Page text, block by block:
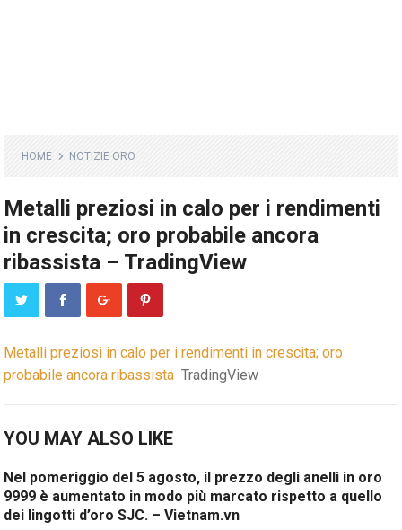
HOME NOTIZIE ORO
Metalli preziosi in calo per i rendimenti
in crescita; oro probabile ancora
ribassista – TradingView
Metalli preziosi in calo per i rendimenti in crescita; oro
probabile ancora ribassista TradingView
YOU MAY ALSO LIKE
Nel pomeriggio del 5 agosto, il prezzo degli anelli in oro
9999 è aumentato in modo più marcato rispetto a quello
dei lingotti d’oro SJC. – Vietnam.vn